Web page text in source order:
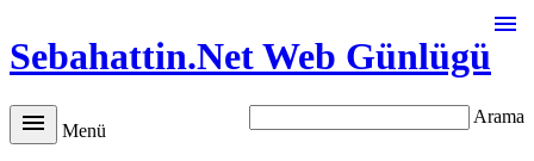
Sebahattin.Net Web Günlügü

Arama
 Menü